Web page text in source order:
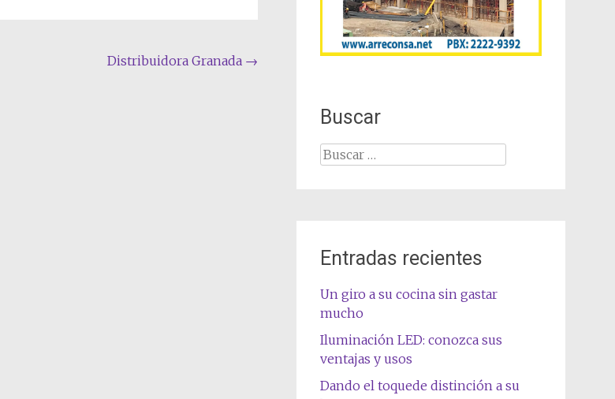
Distribuidora Granada →
Buscar
Buscar:
Entradas recientes
Un giro a su cocina sin gastar
mucho
Iluminación LED: conozca sus
ventajas y usos
Dando el toquede distinción a su